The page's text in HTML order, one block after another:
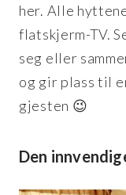
her. Alle
flatskjerm-TV.
seg eller
og gir plass til
gjesten 😉
Den